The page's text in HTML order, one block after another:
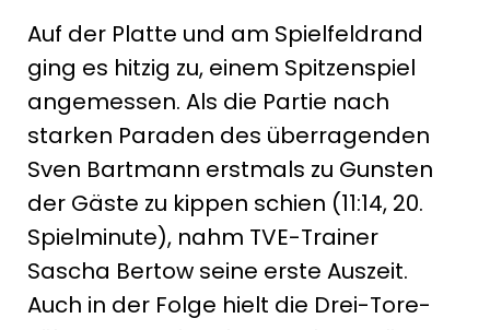
Auf der Platte und am Spielfeldrand
ging es hitzig zu, einem Spitzenspiel
angemessen. Als die Partie nach
starken Paraden des überragenden
Sven Bartmann erstmals zu Gunsten
der Gäste zu kippen schien (11:14, 20.
Spielminute), nahm TVE-Trainer
Sascha Bertow seine erste Auszeit.
Auch in der Folge hielt die Drei-Tore-